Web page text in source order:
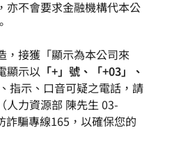
亦不會要求金融機構代本公
，接獲「顯示為本公司來
顯示以 「+」號、「+03」、
指示、口音可疑之電話，請
人力資源部 陳先生 03-
詐騙專線165，以確保您的